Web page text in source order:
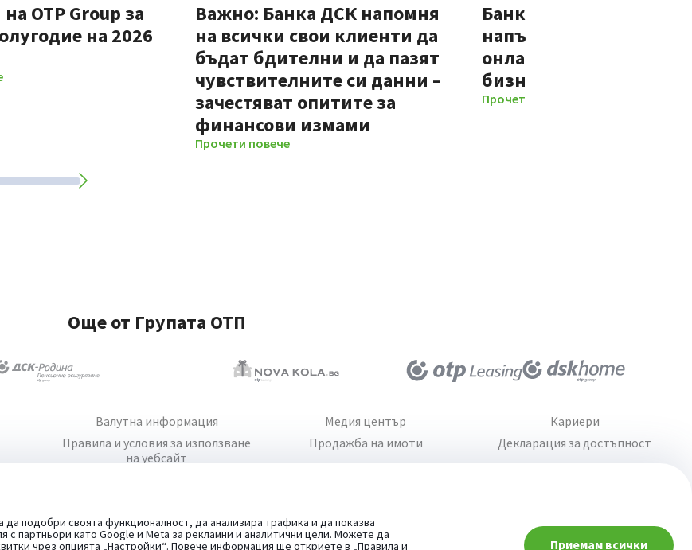
подобри своята функционалност, да анализира трафика и да показва
партньори като Google и Meta за рекламни и аналитични цели. Можете да
чрез опцията „Настройки“. Повече информация ще откриете в „Правила и Приемам всички
OTP Group за
на 2026
Важно: Банка ДСК напомня
на всички свои клиенти да
бъдат бдителни и да пазят
чувствителните си данни –
зачестяват опитите за
финансови измами
Прочети повече
Банка ДСК стартира
напълно
онлайн процес за нови
бизнес клиенти
Прочети повече
Още от Групата ОТП
Валутна информация
Правила и условия за използване
на уебсайт
Медия център
Продажба на имоти
Кариери
Декларация за достъпност
При въпроси -